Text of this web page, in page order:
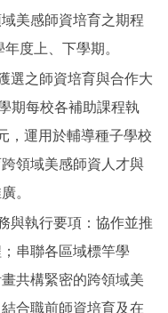
美感師資培育之期程
度上、下學期。
選之師資培育與合作大
期每校各補助課程執
，運用於輔導種子學校
領域美感師資人才與
。
與執行要項：協作並推
串聯各區域標竿學
共構緊密的跨領域美
合職前師資培育及在